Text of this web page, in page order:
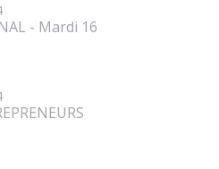
- Mardi 16